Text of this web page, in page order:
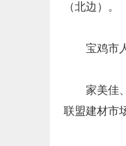
（北边）。
宝鸡市
家美佳
联盟建材市